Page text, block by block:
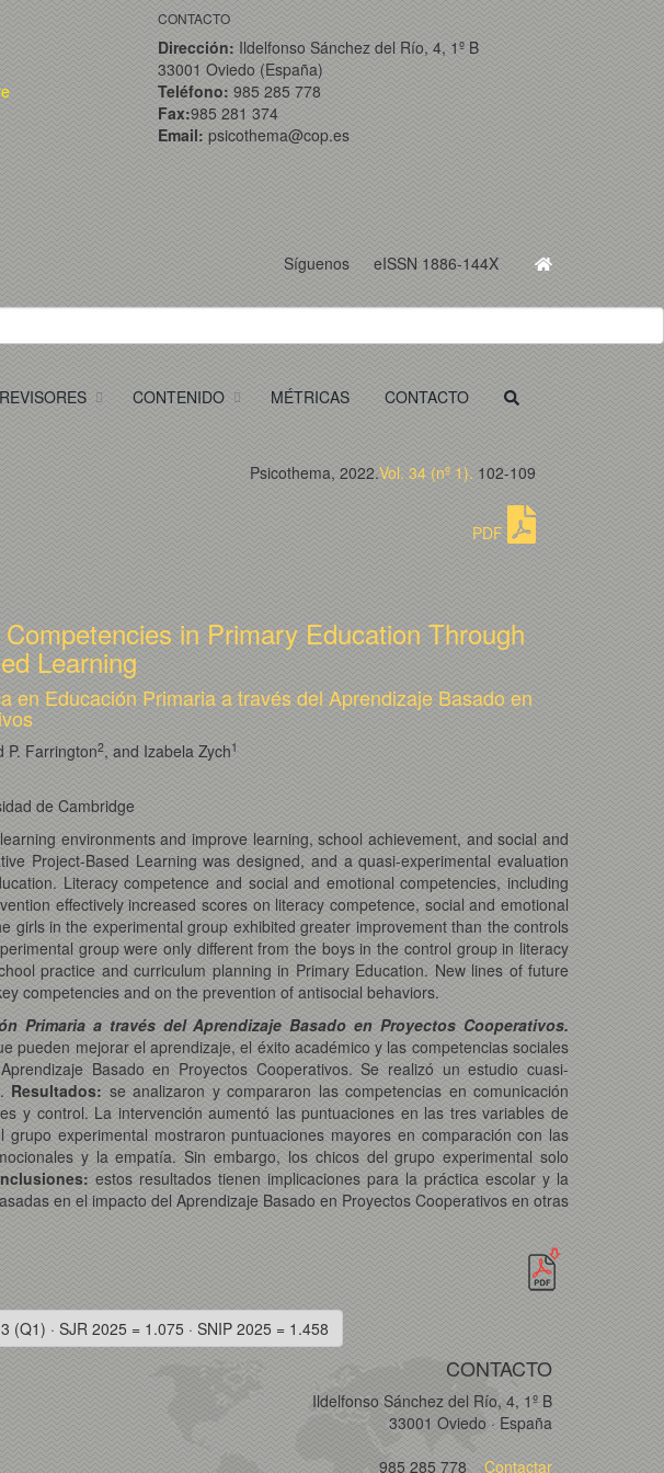
CONTACTO
Dirección: Ildelfonso Sánchez del Río, 4, 1º B
33001 Oviedo (España)
Teléfono: 985 285 778
Fax:985 281 374
Email: psicothema@cop.es
Síguenos eISSN 1886-144X
REVISORES CONTENIDO MÉTRICAS CONTACTO
Psicothema, 2022.Vol. 34 (nº 1). 102-109
PDF
in Primary Education Through
Learning
Educación Primaria a través del Aprendizaje Basado en
P. Farrington2, and Izabela Zych1
de Cambridge
environments and improve learning, school achievement, and social and
Project-Based Learning was designed, and a quasi-experimental evaluation
Literacy competence and social and emotional competencies, including
effectively increased scores on literacy competence, social and emotional
in the experimental group exhibited greater improvement than the controls
group were only different from the boys in the control group in literacy
practice and curriculum planning in Primary Education. New lines of future
competencies and on the prevention of antisocial behaviors.
Primaria a través del Aprendizaje Basado en Proyectos Cooperativos.
pueden mejorar el aprendizaje, el éxito académico y las competencias sociales
Basado en Proyectos Cooperativos. Se realizó un estudio cuasi-
Resultados: se analizaron y compararon las competencias en comunicación
y control. La intervención aumentó las puntuaciones en las tres variables de
experimental mostraron puntuaciones mayores en comparación con las
y la empatía. Sin embargo, los chicos del grupo experimental solo
estos resultados tienen implicaciones para la práctica escolar y la
en el impacto del Aprendizaje Basado en Proyectos Cooperativos en otras
(Q1) · SJR 2025 = 1.075 · SNIP 2025 = 1.458
CONTACTO
Ildelfonso Sánchez del Río, 4, 1º B
33001 Oviedo · España
985 285 778 Contactar